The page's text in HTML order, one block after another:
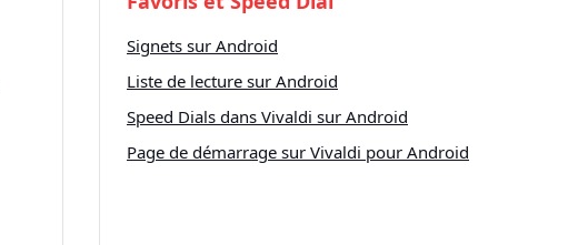
Signets sur Android
Liste de lecture sur Android
Speed Dials dans Vivaldi sur Android
Page de démarrage sur Vivaldi pour Android